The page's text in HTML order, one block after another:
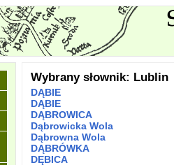
Wybrany słownik: Lublin
DĄBIE
DĄBIE
DĄBROWICA
Dąbrowicka Wola
Dąbrowna Wola
DĄBRÓWKA
DĘBICA